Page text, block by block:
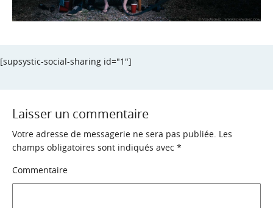
[supsystic-social-sharing id="1"]
Laisser un commentaire
Votre adresse de messagerie ne sera pas publiée. Les
champs obligatoires sont indiqués avec *
Commentaire